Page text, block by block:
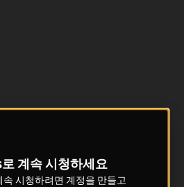
계속 시청하세요
속 시청하려면 계정을 만들고